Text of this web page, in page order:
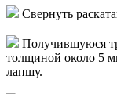
Свернуть
Получившуюся
толщиной около 5
лапшу.